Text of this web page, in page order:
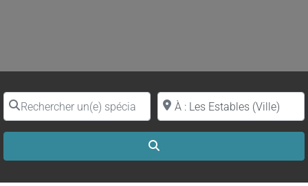
Rechercher un(e) spécialiste par nomProche de (ville ou région)